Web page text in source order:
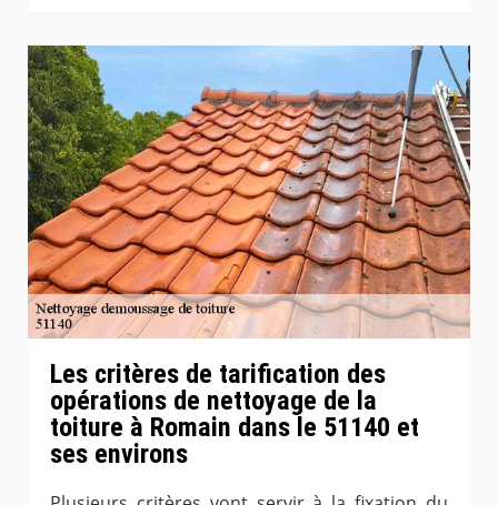
Les critères de tarification des
opérations de nettoyage de la
toiture à Romain dans le 51140 et
ses environs